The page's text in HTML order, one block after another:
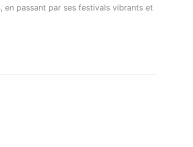
en passant par ses festivals vibrants et